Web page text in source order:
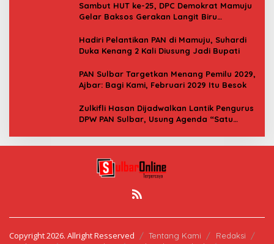
Sambut HUT ke-25, DPC Demokrat Mamuju
Gelar Baksos Gerakan Langit Biru
Hadiri Pelantikan PAN di Mamuju, Suhardi
Duka Kenang 2 Kali Diusung Jadi Bupati
PAN Sulbar Targetkan Menang Pemilu 2029,
Ajbar: Bagi Kami, Februari 2029 Itu Besok
Zulkifli Hasan Dijadwalkan Lantik Pengurus
DPW PAN Sulbar, Usung Agenda “Satu
Copyright 2026. Allright Resserved Tentang Kami
Redaksi